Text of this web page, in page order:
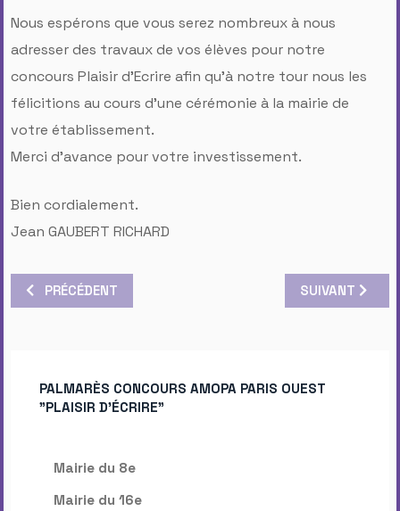
Nous espérons que vous serez nombreux à nous
adresser des travaux de vos élèves pour notre
concours Plaisir d'Ecrire afin qu'à notre tour nous les
félicitions au cours d'une cérémonie à la mairie de
votre établissement.
Merci d'avance pour votre investissement.
Bien cordialement.
Jean GAUBERT RICHARD
ARTICLE PRÉCÉDENT : POST DE HÉLÈNE BODENEZ, 1ER
PRÉCÉDENT ARTICLE
SUIVANT
PALMARÈS CONCOURS AMOPA PARIS OUEST
"PLAISIR D'ÉCRIRE"
Mairie du 8e
Mairie du 16e